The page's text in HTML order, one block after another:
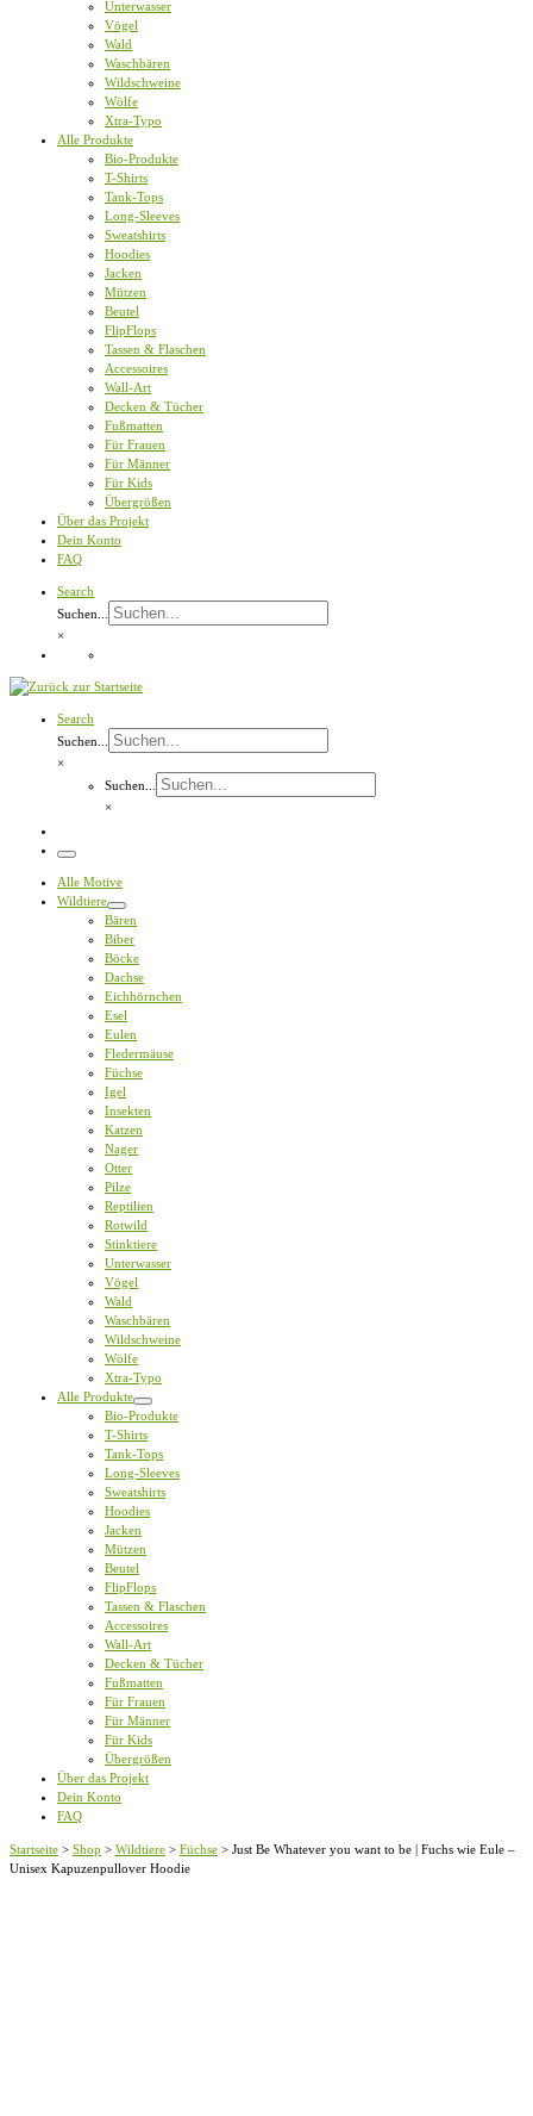
Unterwasser
Vögel
Wald
Waschbären
Wildschweine
Wölfe
Xtra-Typo
Alle Produkte
Bio-Produkte
T-Shirts
Tank-Tops
Long-Sleeves
Sweatshirts
Hoodies
Jacken
Mützen
Beutel
FlipFlops
Tassen & Flaschen
Accessoires
Wall-Art
Decken & Tücher
Fußmatten
Für Frauen
Für Männer
Für Kids
Übergrößen
Über das Projekt
Dein Konto
FAQ
Search
Suchen...
×
Search
Suchen...
×
Suchen...
×
Menü
Alle Motive
Wildtiere
Bären
Biber
Böcke
Dachse
Eichhörnchen
Esel
Eulen
Fledermäuse
Füchse
Igel
Insekten
Katzen
Nager
Otter
Pilze
Reptilien
Rotwild
Stinktiere
Unterwasser
Vögel
Wald
Waschbären
Wildschweine
Wölfe
Xtra-Typo
Alle Produkte
Bio-Produkte
T-Shirts
Tank-Tops
Long-Sleeves
Sweatshirts
Hoodies
Jacken
Mützen
Beutel
FlipFlops
Tassen & Flaschen
Accessoires
Wall-Art
Decken & Tücher
Fußmatten
Für Frauen
Für Männer
Für Kids
Übergrößen
Über das Projekt
Dein Konto
FAQ
Startseite > Shop > Wildtiere > Füchse > Just Be Whatever you want to be | Fuchs wie Eule –
Unisex Kapuzenpullover Hoodie